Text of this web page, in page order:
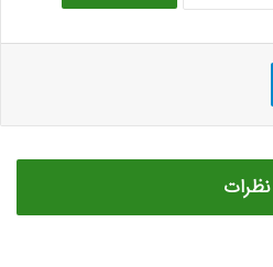
تلگرام
نظرات